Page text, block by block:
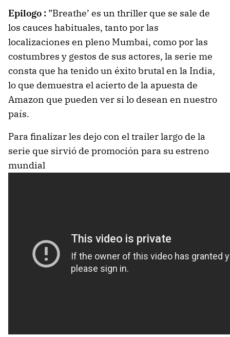
Epilogo : ”Breathe’ es un thriller que se sale de
los cauces habituales, tanto por las
localizaciones en pleno Mumbai, como por las
costumbres y gestos de sus actores, la serie me
consta que ha tenido un éxito brutal en la India,
lo que demuestra el acierto de la apuesta de
Amazon que pueden ver si lo desean en nuestro
país.
Para finalizar les dejo con el trailer largo de la
serie que sirvió de promoción para su estreno
mundial